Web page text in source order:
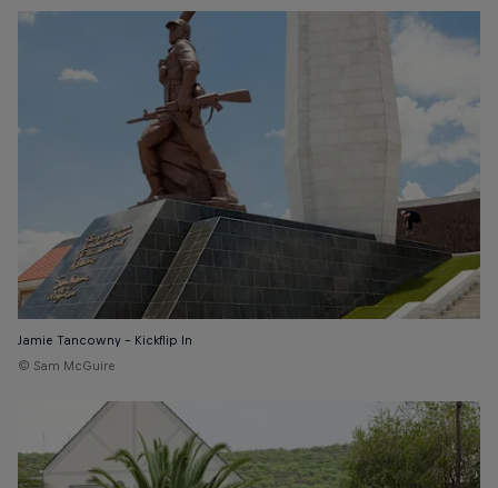
Jamie Tancowny – Kickflip In
© Sam McGuire